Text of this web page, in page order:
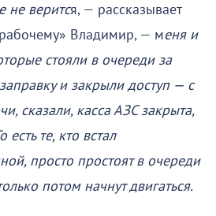
не верится, — рассказывает
Владимир, — меня и
стояли в очереди за
и закрыли доступ — с
сказали, касса АЗС закрыта,
те, кто встал
просто простоят в очереди
потом начнут двигаться.